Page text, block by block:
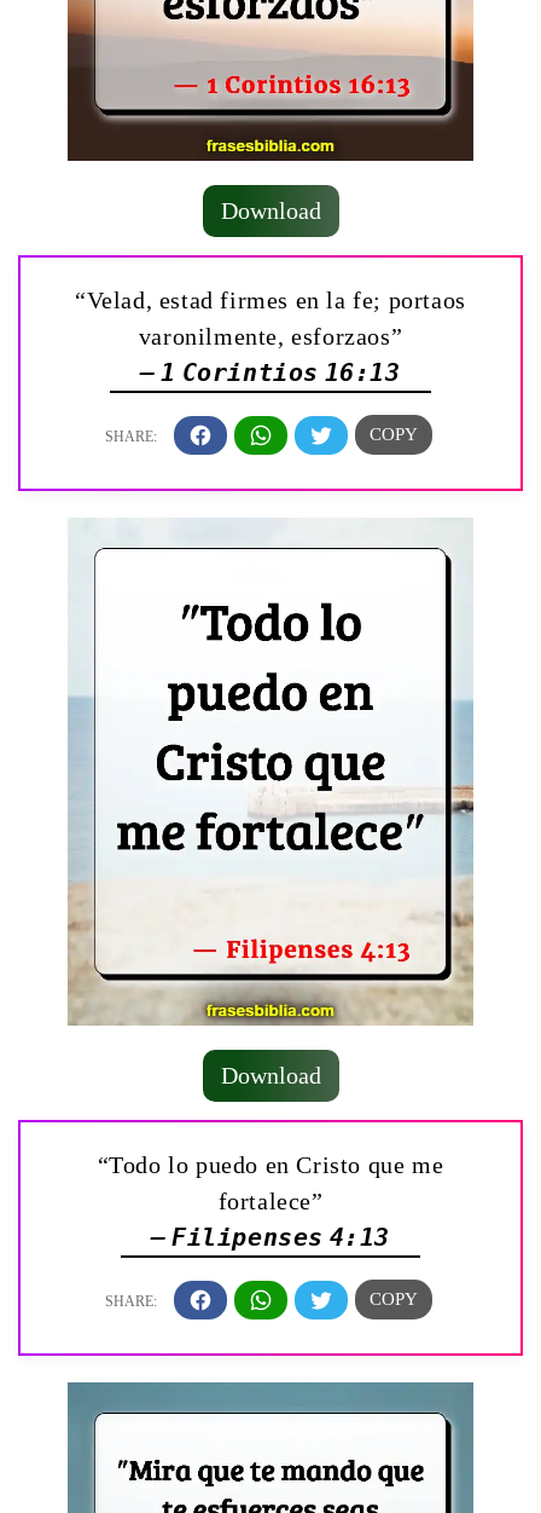
Download
“Velad, estad firmes en la fe; portaos
varonilmente, esforzaos”
— 1 Corintios 16:13
Download
“Todo lo puedo en Cristo que me
fortalece”
— Filipenses 4:13